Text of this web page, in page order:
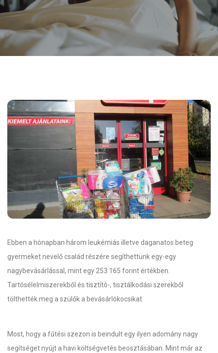
Ebben a hónapban három leukémiás illetve daganatos beteg
gyermeket nevelő család részére segíthettünk egy-egy
nagybevásárlással, mint egy 253 165 forint értékben.
Tartósélelmiszerekből és tisztító-, tisztálkodási szerekből
tölthették meg a szülők a bevásárlókocsikat.
Most, hogy a fűtési szezon is beindult egy ilyen adomány nagy
segítséget nyújt a havi költségvetés beosztásában. Mint már az